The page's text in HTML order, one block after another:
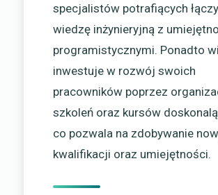
specjalistów potrafiących
wiedzę inżynieryjną z
programistycznymi. Ponadto
inwestuje w rozwój swoich
pracowników poprzez
szkoleń oraz kursów
co pozwala na zdobywanie
kwalifikacji oraz umiejętności.